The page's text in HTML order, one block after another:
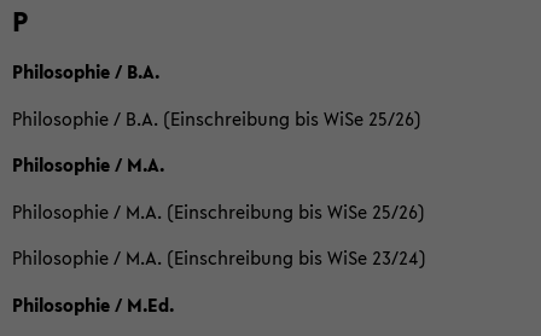
P
Philosophie / B.A.
Philosophie / B.A. (Einschreibung bis WiSe 25/26)
Philosophie / M.A.
Philosophie / M.A. (Einschreibung bis WiSe 25/26)
Philosophie / M.A. (Einschreibung bis WiSe 23/24)
Philosophie / M.Ed.